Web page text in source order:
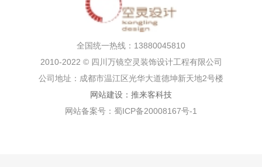
全国统一热线：13880045810
2010-2022 © 四川万镜空灵装饰设计工程有限公司
公司地址：成都市温江区光华大道德坤新天地2号楼
网站建设：推来客科技
网站备案号：蜀ICP备20008167号-1